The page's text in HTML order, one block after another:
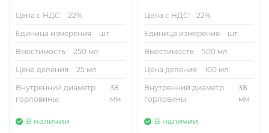
Цена с НДС:
22%
Единица измерения:
шт
Вместимость:
250 мл
Цена деления:
25 мл
Внутренний диаметр
горловины:
38
мм
В наличии
Цена с НДС:
22%
Единица измерения:
шт
Вместимость:
500 мл
Цена деления:
100 мл
Внутренний диаметр
горловины:
38
мм
В наличии